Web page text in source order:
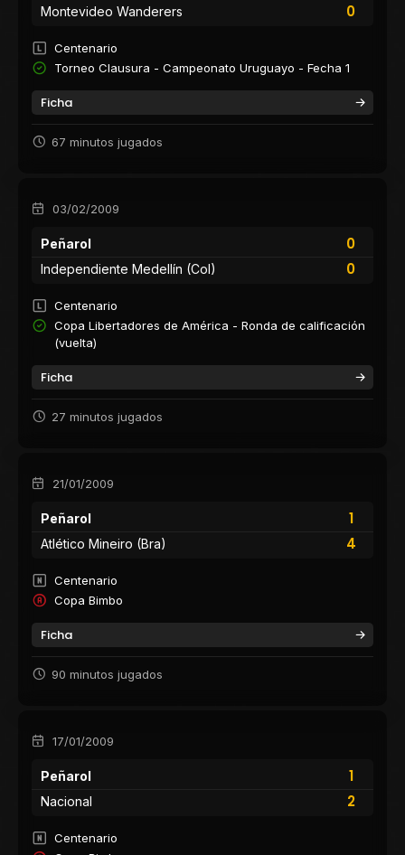
0
Montevideo Wanderers
Centenario
Torneo Clausura - Campeonato Uruguayo - Fecha 1
Ficha
67 minutos jugados
03/02/2009
Peñarol
0
0
Independiente Medellín (Col)
Centenario
Copa Libertadores de América - Ronda de calificación
(vuelta)
Ficha
27 minutos jugados
21/01/2009
Peñarol
1
4
Atlético Mineiro (Bra)
Centenario
Copa Bimbo
Ficha
90 minutos jugados
17/01/2009
Peñarol
1
2
Nacional
Centenario